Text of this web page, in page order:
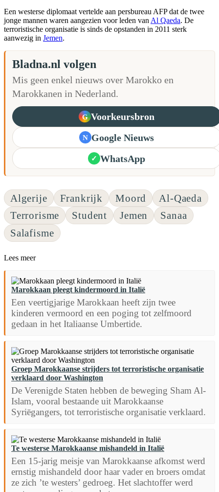
Een westerse diplomaat vertelde aan persbureau AFP dat de twee
jonge mannen waren aangezien voor leden van Al Qaeda. De
terroristische organisatie is sinds de opstanden in 2011 sterk
aanwezig in Jemen.
Bladna.nl volgen
Mis geen enkel nieuws over Marokko en
Marokkanen in Nederland.
G Voorkeursbron
N Google Nieuws
✓ WhatsApp
Algerije Frankrijk Moord
Al-Qaeda
Terrorisme
Student Jemen
Sanaa
Salafisme
Lees meer
Marokkaan pleegt kindermoord in Italië
Een veertigjarige Marokkaan heeft zijn twee
kinderen vermoord en een poging tot zelfmoord
gedaan in het Italiaanse Umbertide.
Groep Marokkaanse strijders tot terroristische organisatie
verklaard door Washington
De Verenigde Staten hebben de beweging Sham Al-
Islam, vooral bestaande uit Marokkaanse
Syriëgangers, tot terroristische organisatie verklaard.
Te westerse Marokkaanse mishandeld in Italië
Een 15-jarig meisje van Marokkaanse afkomst werd
ernstig mishandeld door haar vader en broers omdat
ze zich ’te westers’ gedroeg. Het slachtoffer werd